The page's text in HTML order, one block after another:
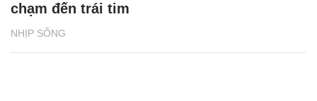
NHỊP SỐNG
chạm đến trái tim